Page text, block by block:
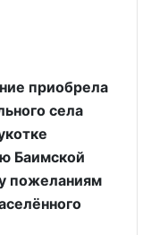
приобрела
села
Баимской
пожеланиям